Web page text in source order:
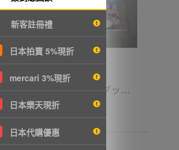
新客註冊禮
日本拍賣 5%現折
mercari 3%現折
日本樂天現折
日本代購優惠
08【現状】リラックマ グッズ コリラックのおもちゃセット /リラックマ
7000円 NT1514